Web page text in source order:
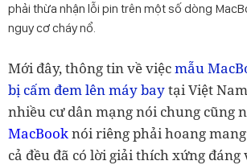
phải thừa nhận lỗi pin trên một số dòng
nguy cơ cháy nổ.
Mới đây, thông tin về việcmẫu
bị cấm đem lên máy baytại Việt
nhiều cư dân mạng nói chung cũng
MacBooknói riêng phải hoang
cả đều đã có lời giải thích xứng đáng